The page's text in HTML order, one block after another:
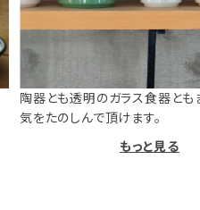
陶器とも透明のガラス食器とも
気をたのしんで頂けます。
もっと見る